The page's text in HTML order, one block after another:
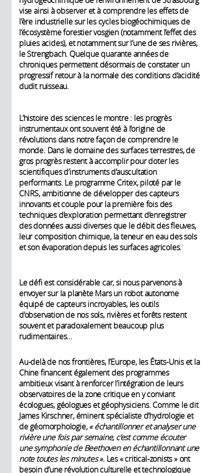
vise ainsi à observer et à comprendre les effets de
l’ère industrielle sur les cycles biogéochimiques de
l’écosystème forestier vosgien (notamment l’effet des
pluies acides), et notamment sur l’une de ses rivières,
le Strengbach. Quelque quarante années de
chroniques permettent désormais de constater un
progressif retour à la normale des conditions d’acidité
dudit ruisseau.
L’histoire des sciences le montre : les progrès
instrumentaux ont souvent été à l’origine de
révolutions dans notre façon de comprendre le
monde. Dans le domaine des surfaces terrestres, de
gros progrès restent à accomplir pour doter les
scientifiques d’instruments d’auscultation
performants. Le programme Critex, piloté par le
CNRS, ambitionne de développer des capteurs
innovants et couple pour la première fois des
techniques d’exploration permettant d’enregistrer
des données aussi diverses que le débit des fleuves,
leur composition chimique, la teneur en eau des sols
et son évaporation depuis les surfaces agricoles.
Le défi est considérable car, si nous parvenons à
envoyer sur la planète Mars un robot autonome
équipé de capteurs incroyables, les outils
d’observation de nos sols, rivières et forêts restent
souvent et paradoxalement beaucoup plus
rudimentaires…
Au-delà de nos frontières, l’Europe, les États-Unis et la
Chine financent également des programmes
ambitieux visant à renforcer l’intégration de leurs
observatoires de la zone critique en y conviant
écologues, géologues et géophysiciens. Comme le dit
James Kirschner, éminent spécialiste d’hydrologie et
de géomorphologie, « échantillonner et analyser une
rivière une fois par semaine, c’est comme écouter
une symphonie de Beethoven en échantillonnant une
note toutes les minutes ».Les « critical-zonists » ont
besoin d’une révolution culturelle et technologique